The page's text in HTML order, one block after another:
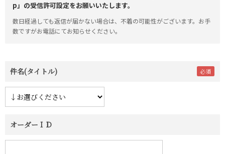
p」の受信許可設定をお願いいたします。
数日経過しても返信が届かない場合は、不着の可能性がございます。お手
数ですがお電話にてお知らせください。
件名(タイトル)
オーダーＩＤ